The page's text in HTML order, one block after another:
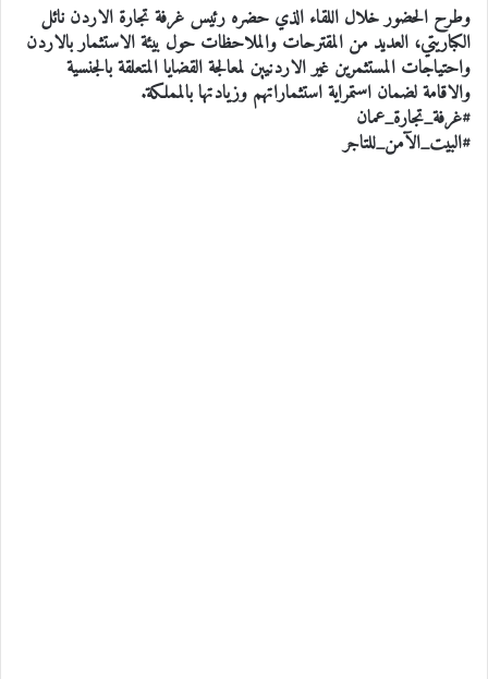
وطرح الحضور خلال اللقاء الذي حضره رئيس غرفة تجارة الاردن نائل
الكباريتي، العديد من المقترحات والملاحظات حول بيئة الاستثمار بالاردن
واحتياجات المستثمرين غير الاردنيين لمعالجة القضايا المتعلقة بالجنسية
والاقامة لضمان استمراية استثماراتهم وزيادتها بالمملكة.
#غرفة_تجارة_عمان
#البيت_الآمن_للتاجر